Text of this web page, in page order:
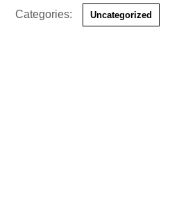
Categories: Uncategorized